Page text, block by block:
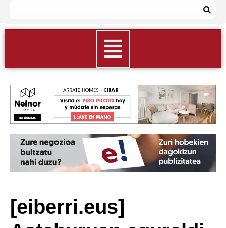
[eiberri.eus]